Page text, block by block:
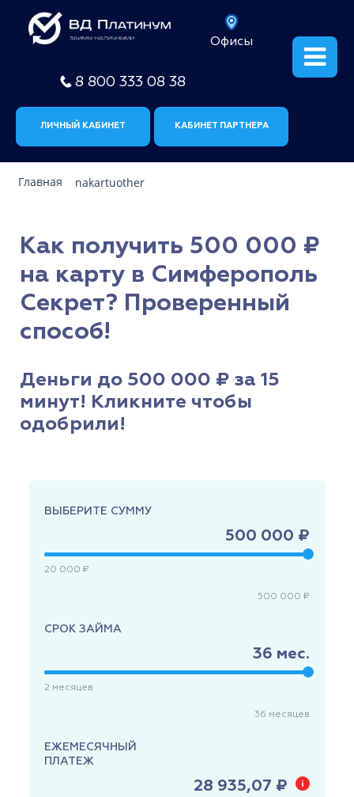
Офисы
8 800 333 08 38
ЛИЧНЫЙ КАБИНЕТ КАБИНЕТ ПАРТНЕРА
Главная nakartuother
Как получить 500 000 ₽
на карту в Симферополь
Секрет? Проверенный
способ!
Деньги до 500 000 ₽ за 15
минут! Кликните чтобы
одобрили!
ВЫБЕРИТЕ СУММУ
500 000 ₽
20 000 ₽
500 000 ₽
СРОК ЗАЙМА
36 мес.
2 месяцев
36 месяцев
ЕЖЕМЕСЯЧНЫЙ
ПЛАТЕЖ
28 935,07 ₽